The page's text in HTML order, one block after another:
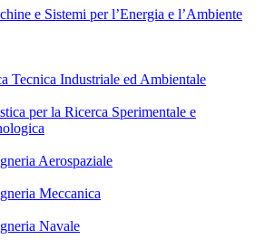
e Sistemi per l’Energia e l’Ambiente
Tecnica Industriale ed Ambientale
per la Ricerca Sperimentale e
Aerospaziale
Meccanica
Navale